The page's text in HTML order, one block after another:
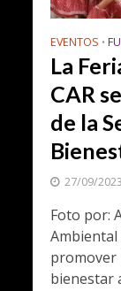
EVENTOS •
La
CAR
de la
27/09/2023
Foto por:
promover
bienestar